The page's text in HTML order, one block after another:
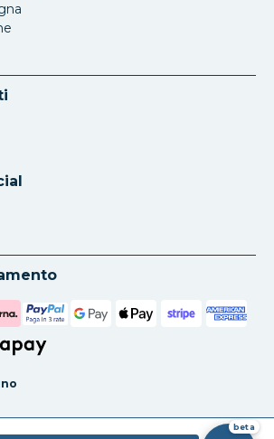
scheda
nuova scheda
beta